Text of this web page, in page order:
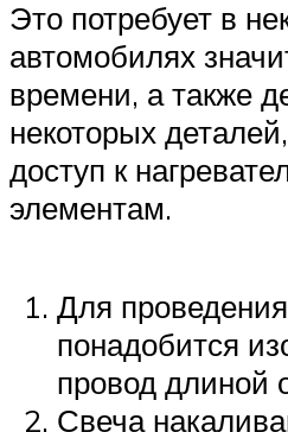
Это потребует в
автомобилях
времени, а также
некоторых
доступ к
элементам.
Для
понадобится
провод длиной
Свеча